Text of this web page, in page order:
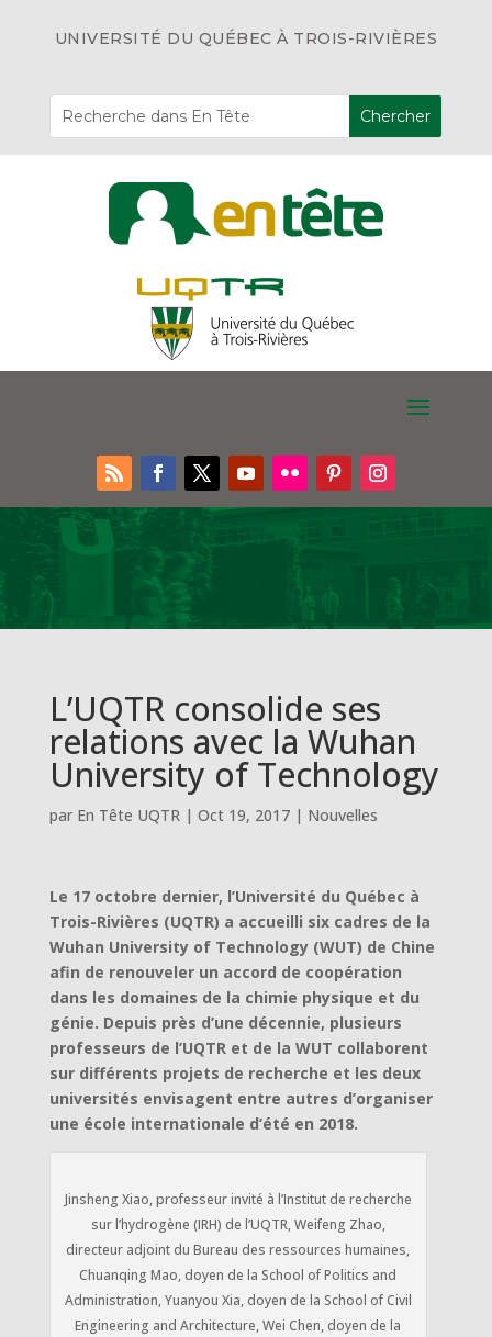
UNIVERSITÉ DU QUÉBEC À TROIS-RIVIÈRES
L’UQTR consolide ses
relations avec la Wuhan
University of Technology
par En Tête UQTR| Oct 19, 2017| Nouvelles
Le 17 octobre dernier, l’Université du Québec à
Trois-Rivières (UQTR) a accueilli six cadres de la
Wuhan University of Technology (WUT) de Chine
afin de renouveler un accord de coopération
dans les domaines de la chimie physique et du
génie. Depuis près d’une décennie, plusieurs
professeurs de l’UQTR et de la WUT collaborent
sur différents projets de recherche et les deux
universités envisagent entre autres d’organiser
une école internationale d’été en 2018.
Jinsheng Xiao, professeur invité à l’Institut de recherche
sur l’hydrogène (IRH) de l’UQTR, Weifeng Zhao,
directeur adjoint du Bureau des ressources humaines,
Chuanqing Mao, doyen de la School of Politics and
Administration, Yuanyou Xia, doyen de la School of Civil
Engineering and Architecture, Wei Chen, doyen de la